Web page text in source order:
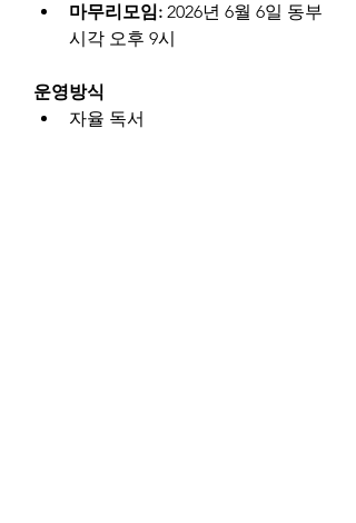
마무리모임: 2026년 6월 6일 동부
시각 오후 9시
운영방식
자율 독서